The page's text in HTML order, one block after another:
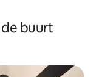
buurt